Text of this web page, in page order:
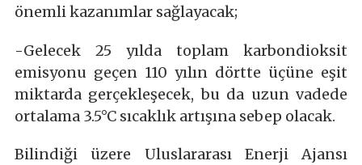
önemli kazanımlar sağlayacak;
-Gelecek 25 yılda toplam karbondioksit
emisyonu geçen 110 yılın dörtte üçüne eşit
miktarda gerçekleşecek, bu da uzun vadede
ortalama 3.5°C sıcaklık artışına sebep olacak.
Bilindiği üzere Uluslararası Enerji Ajansı